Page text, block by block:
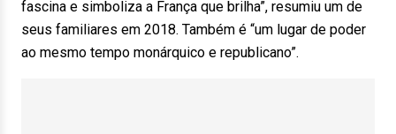
fascina e simboliza a França que brilha”, resumiu um de
seus familiares em 2018. Também é “um lugar de poder
ao mesmo tempo monárquico e republicano”.